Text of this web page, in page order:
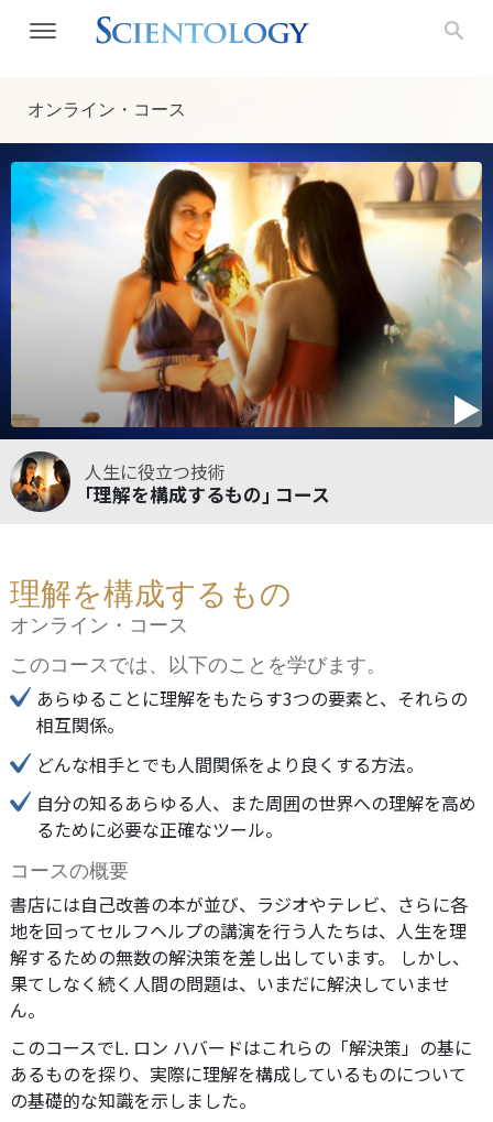
オンライン・コース
人生に役立つ技術
｢理解を構成するもの｣ コース
理解を構成するもの
オンライン・コース
このコースでは、以下のことを学びます。
あらゆることに理解をもたらす3つの要素と、それらの
相互関係。
どんな相手とでも人間関係をより良くする方法。
自分の知るあらゆる人、また周囲の世界への理解を高め
るために必要な正確なツール。
コースの概要
書店には自己改善の本が並び、ラジオやテレビ、さらに各
地を回ってセルフヘルプの講演を行う人たちは、人生を理
解するための無数の解決策を差し出しています。 しかし、
果てしなく続く人間の問題は、いまだに解決していませ
ん。
このコースでL. ロン ハバードはこれらの「解決策」の基に
あるものを探り、実際に理解を構成しているものについて
の基礎的な知識を示しました。